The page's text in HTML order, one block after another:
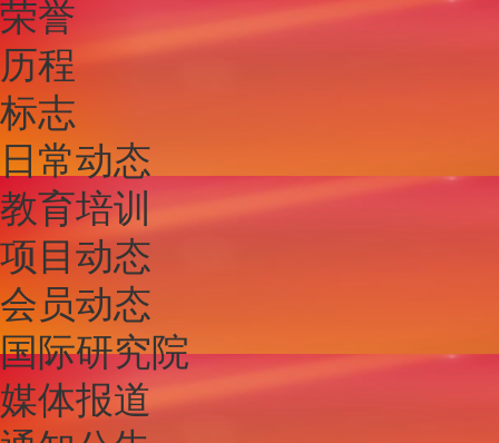
荣誉
历程
标志
日常动态
教育培训
项目动态
会员动态
国际研究院
媒体报道